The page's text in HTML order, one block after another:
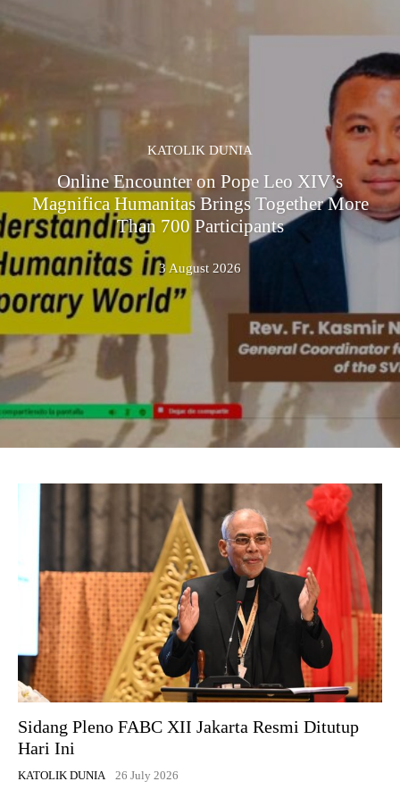
KATOLIK DUNIA
Online Encounter on Pope Leo XIV’s
Magnifica Humanitas Brings Together More
Than 700 Participants
3 August 2026
Sidang Pleno FABC XII Jakarta Resmi Ditutup
Hari Ini
KATOLIK DUNIA
26 July 2026